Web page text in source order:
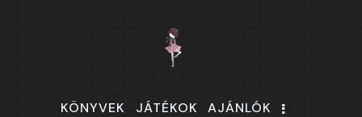
KÖNYVEK JÁTÉKOK AJÁNLÓK